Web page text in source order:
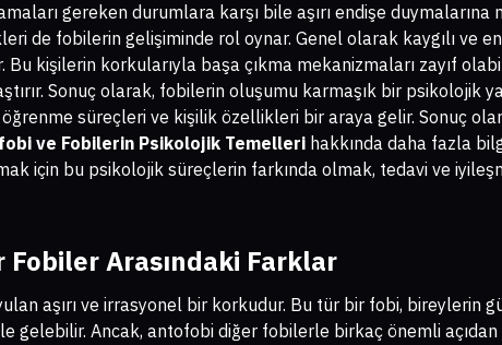
gereken durumlara karşı bile aşırı endişe duymalarına
de fobilerin gelişiminde rol oynar. Genel olarak kaygılı ve
kişilerin korkularıyla başa çıkma mekanizmaları zayıf
Sonuç olarak, fobilerin oluşumu karmaşık bir psikolojik
süreçleri ve kişilik özellikleri bir araya gelir. Sonuç
ve Fobilerin Psikolojik Temelleri hakkında daha fazla
için bu psikolojik süreçlerin farkında olmak, tedavi ve
Arasındaki Farklar
aşırı ve irrasyonel bir korkudur. Bu tür bir fobi, bireylerin
gelebilir. Ancak, antofobi diğer fobilerle birkaç önemli açıdan